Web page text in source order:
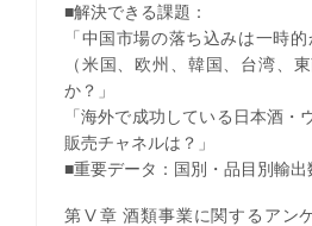
■解決できる課題：
「中国市場の落ち込みは一時
（米国、欧州、韓国、台湾、
か？」
「海外で成功している日本酒・
販売チャネルは？」
■重要データ：国別・品目別輸出
第Ⅴ章 酒類事業に関するアン